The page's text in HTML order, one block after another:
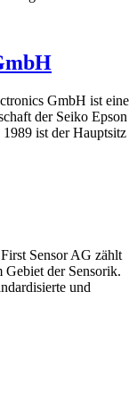
GmbH ist eine
der Seiko Epson
ist der Hauptsitz
Sensor AG zählt
der Sensorik.
und